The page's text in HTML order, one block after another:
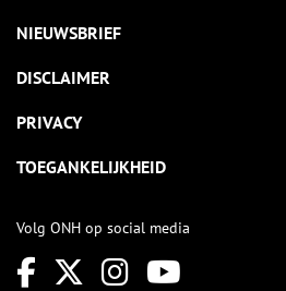
NIEUWSBRIEF
DISCLAIMER
PRIVACY
TOEGANKELIJKHEID
Volg ONH op social media